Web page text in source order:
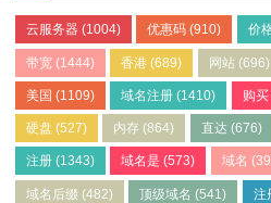
云服务器 (1004) 优惠码 (910) 价
带宽 (1444) 香港 (689) 网站(696)
美国 (1109) 域名注册 (1410) 购买
硬盘 (527) 内存 (864) 直达 (676)
注册 (1343) 域名是 (573) 域名
域名后缀 (482) 顶级域名 (541) 注